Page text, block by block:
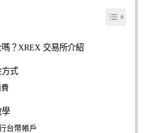
？XREX 交易所介紹
方式
學
台幣帳戶